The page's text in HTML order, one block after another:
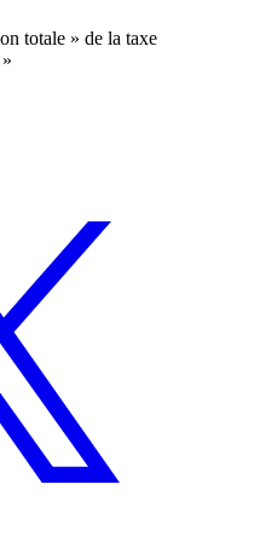
totale » de la taxe